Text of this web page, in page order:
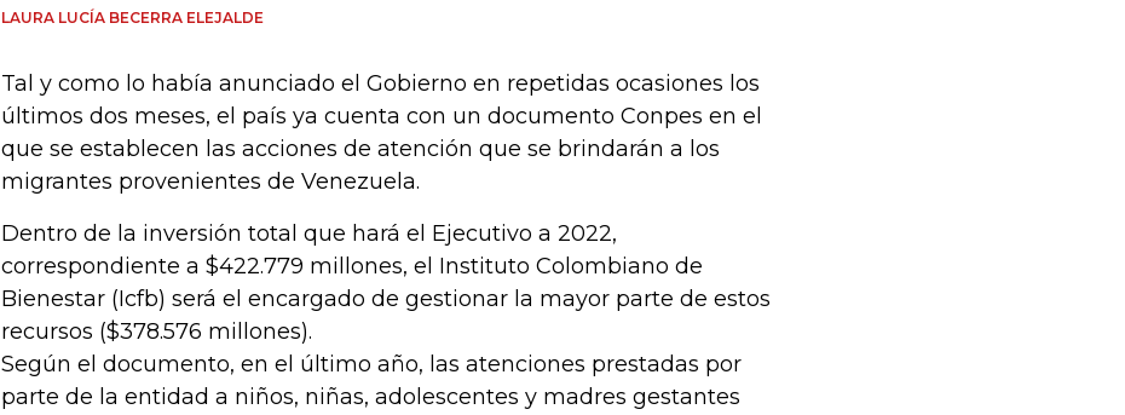
LAURA LUCÍA BECERRA ELEJALDE
Tal y como lo había anunciado el Gobierno en repetidas ocasiones los
últimos dos meses, el país ya cuenta con un documento Conpes en el
que se establecen las acciones de atención que se brindarán a los
migrantes provenientes de Venezuela.
Dentro de la inversión total que hará el Ejecutivo a 2022,
correspondiente a $422.779 millones, el Instituto Colombiano de
Bienestar (Icfb) será el encargado de gestionar la mayor parte de estos
recursos ($378.576 millones).
Según el documento, en el último año, las atenciones prestadas por
parte de la entidad a niños, niñas, adolescentes y madres gestantes